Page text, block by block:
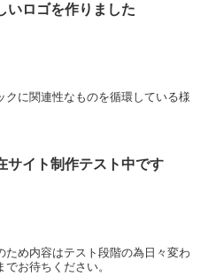
いロゴを作りました
に関連性なものを循環している様
サイト制作テスト中です
め内容はテスト段階の為日々変わ
お待ちください。